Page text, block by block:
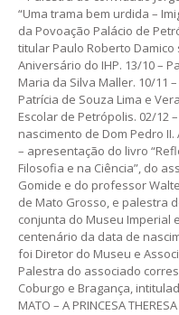
“Uma trama bem urdida –
da Povoação Palácio de
titular Paulo Roberto Damico
Aniversário do IHP. 13/10 –
Maria da Silva Maller. 10/11
Patrícia de Souza Lima e
Escolar de Petrópolis. 02/12
nascimento de Dom Pedro
– apresentação do livro
Filosofia e na Ciência”, do
Gomide e do professor
de Mato Grosso, e palestra
conjunta do Museu Imperial
centenário da data de
foi Diretor do Museu e
Palestra do associado
Coburgo e Bragança,
MATO – A PRINCESA